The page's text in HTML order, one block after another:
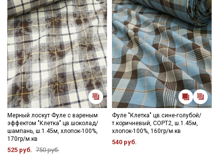
Мерный лоскут Фуле с вареным
эффектом "Клетка" цв.шоколад/
шампань, ш.1.45м, хлопок-100%,
170гр/м.кв
525 руб. 750 руб.
Фуле "Клетка" цв.сине-голубой/
т.коричневый, СОРТ2, ш.1.45м,
хлопок-100%, 160гр/м.кв
540 руб.
категории тканей
Электронная почта
Подписаться
Ознакомлен(а) сПолитикой обработки персональных
данных
и даю
Согласие на обработку персональных
данных
Даю Согласие на получение рекламных и
информационных рассылок